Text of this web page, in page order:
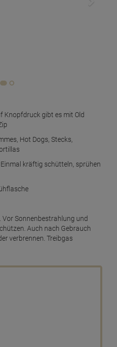
Knopfdruck gibt es mit Old
Hot Dogs, Stecks,
kräftig schütteln, sprühen
Sonnenbestrahlung und
Auch nach Gebrauch
verbrennen. Treibgas